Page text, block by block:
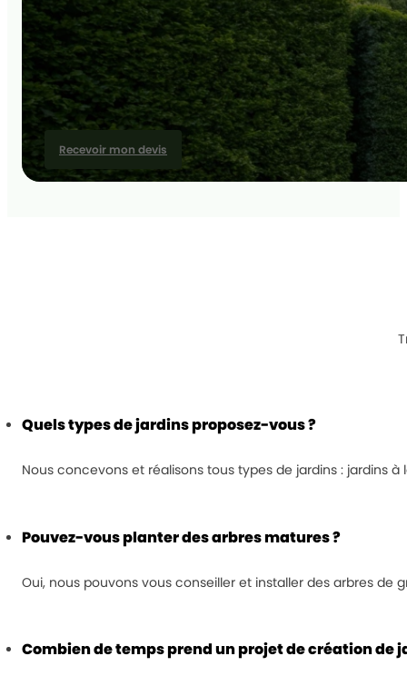
Recevoir mon devis
Quels types de jardins proposez-vous ?
Nous concevons et réalisons tous types de jardins : jardins
Pouvez-vous planter des arbres matures ?
Oui, nous pouvons vous conseiller et installer des arbres
Combien de temps prend un projet de création de